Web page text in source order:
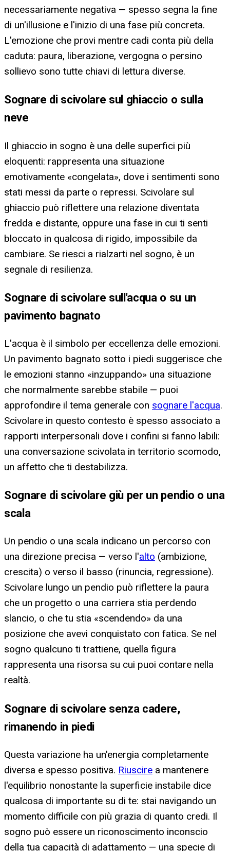
necessariamente negativa — spesso segna la fine
di un'illusione e l'inizio di una fase più concreta.
L'emozione che provi mentre cadi conta più della
caduta: paura, liberazione, vergogna o persino
sollievo sono tutte chiavi di lettura diverse.
Sognare di scivolare sul ghiaccio o sulla
neve
Il ghiaccio in sogno è una delle superfici più
eloquenti: rappresenta una situazione
emotivamente «congelata», dove i sentimenti sono
stati messi da parte o repressi. Scivolare sul
ghiaccio può riflettere una relazione diventata
fredda e distante, oppure una fase in cui ti senti
bloccato in qualcosa di rigido, impossibile da
cambiare. Se riesci a rialzarti nel sogno, è un
segnale di resilienza.
Sognare di scivolare sull'acqua o su un
pavimento bagnato
L'acqua è il simbolo per eccellenza delle emozioni.
Un pavimento bagnato sotto i piedi suggerisce che
le emozioni stanno «inzuppando» una situazione
che normalmente sarebbe stabile — puoi
approfondire il tema generale con sognare l'acqua.
Scivolare in questo contesto è spesso associato a
rapporti interpersonali dove i confini si fanno labili:
una conversazione scivolata in territorio scomodo,
un affetto che ti destabilizza.
Sognare di scivolare giù per un pendio o una
scala
Un pendio o una scala indicano un percorso con
una direzione precisa — verso l'alto (ambizione,
crescita) o verso il basso (rinuncia, regressione).
Scivolare lungo un pendio può riflettere la paura
che un progetto o una carriera stia perdendo
slancio, o che tu stia «scendendo» da una
posizione che avevi conquistato con fatica. Se nel
sogno qualcuno ti trattiene, quella figura
rappresenta una risorsa su cui puoi contare nella
realtà.
Sognare di scivolare senza cadere,
rimanendo in piedi
Questa variazione ha un'energia completamente
diversa e spesso positiva. Riuscire a mantenere
l'equilibrio nonostante la superficie instabile dice
qualcosa di importante su di te: stai navigando un
momento difficile con più grazia di quanto credi. Il
sogno può essere un riconoscimento inconscio
della tua capacità di adattamento — una specie di